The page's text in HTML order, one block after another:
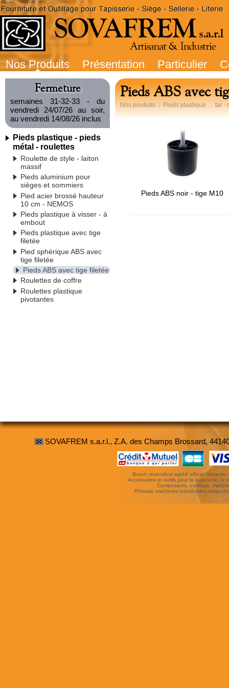
Nos Produits Présentation Particulier
Fermeture
semaines 31-32-33 - du
vendredi 24/07/26 au soir,
au vendredi 14/08/26 inclus
Pieds plastique - pieds
métal - roulettes
Roulette de style - laiton
massif
Pieds aluminium pour
sièges et sommiers
Pied acier brossé hauteur
10 cm - NEMOS
Pieds plastique à visser - à
embout
Pieds plastique avec tige
filetée
Pied sphérique ABS avec
tige filetée
Pieds ABS avec tige filetée
Roulettes de coffre
Roulettes plastique
pivotantes
Pieds ABS avec
Nos produits Pieds plastique … tal -
Pieds ABS noir - tige M10
SOVAFREM s.a.r.l., Z.A. des Champs Brossard,
Bosch revendeur agréé officiel Garantie
Accessoires et outils pour la tapisserie, le
Composants, outillage,
RSmatic machines industrielles